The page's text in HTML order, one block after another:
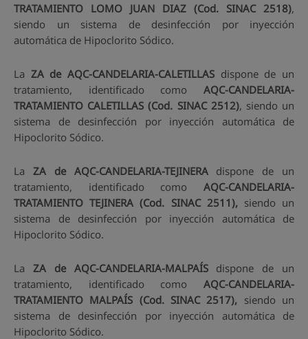
TRATAMIENTO LOMO JUAN DIAZ (Cod. SINAC 2518),
siendo un sistema de desinfección por inyección
automática de Hipoclorito Sódico.
La ZA de AQC-CANDELARIA-CALETILLAS dispone de un
tratamiento, identificado como AQC-CANDELARIA-
TRATAMIENTO CALETILLAS (Cod. SINAC 2512), siendo un
sistema de desinfección por inyección automática de
Hipoclorito Sódico.
La ZA de AQC-CANDELARIA-TEJINERAdispone de un
tratamiento, identificado como AQC-CANDELARIA-
TRATAMIENTO TEJINERA (Cod. SINAC 2511),siendo un
sistema de desinfección por inyección automática de
Hipoclorito Sódico.
La ZA de AQC-CANDELARIA-MALPAÍSdispone de un
tratamiento, identificado como AQC-CANDELARIA-
TRATAMIENTO MALPAÍS (Cod. SINAC 2517), siendo un
sistema de desinfección por inyección automática de
Hipoclorito Sódico.